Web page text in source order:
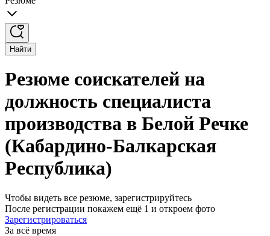
Найти
Резюме соискателей на
должность специалиста
производства в Белой Речке
(Кабардино-Балкарская
Республика)
Чтобы видеть все резюме, зарегистрируйтесь
После регистрации покажем ещё 1 и откроем фото
Зарегистрироваться
За всё время